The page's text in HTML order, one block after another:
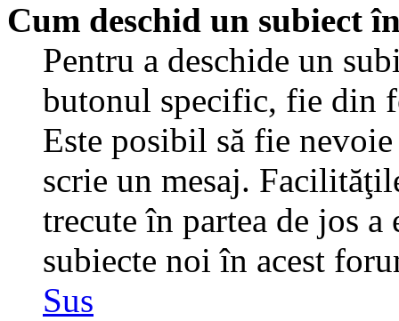
Cum deschid un subiect
Pentru a deschide un
butonul specific, fie din
Este posibil să fie
scrie un mesaj.
trecute în partea de jos
subiecte noi în acest
Sus